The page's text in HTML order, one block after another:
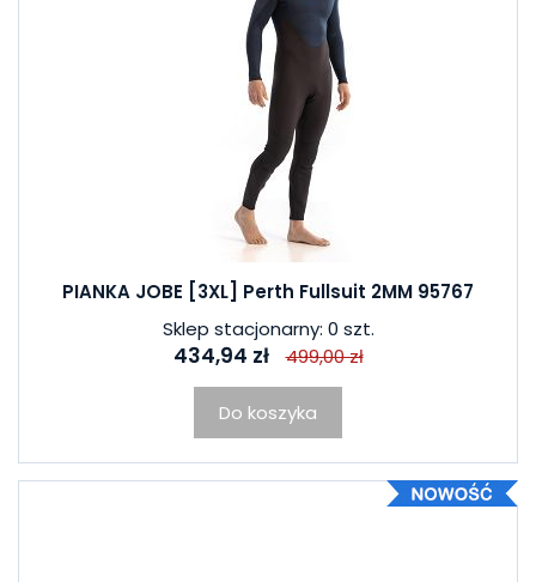
PIANKA JOBE [3XL] Perth Fullsuit 2MM 95767
Sklep stacjonarny: 0 szt.
434,94 zł 499,00 zł
Do koszyka